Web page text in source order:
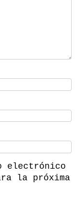
electrónico
la próxima